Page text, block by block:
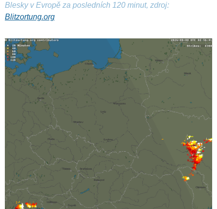
Blesky v Evropě za posledních 120 minut, zdroj:
Blitzortung.org